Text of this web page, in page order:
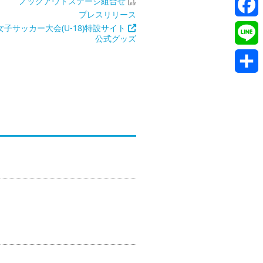
プレスリリース
子サッカー大会(U-18)特設サイト
公式グッズ
Line